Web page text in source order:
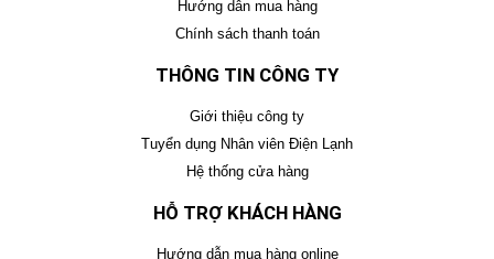
Hướng dẫn mua hàng
Chính sách thanh toán
THÔNG TIN CÔNG TY
Giới thiệu công ty
Tuyển dụng Nhân viên Điện Lạnh
Hệ thống cửa hàng
HỖ TRỢ KHÁCH HÀNG
Hướng dẫn mua hàng online